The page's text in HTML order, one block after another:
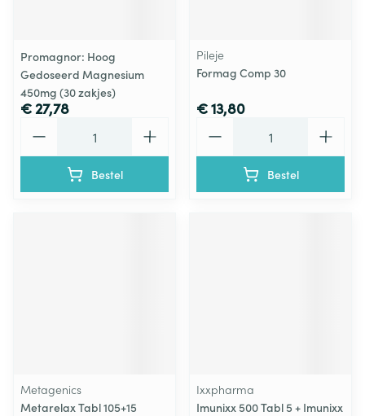
Promagnor: Hoog
Gedoseerd Magnesium
450mg (30 zakjes)
€ 27,78
Bestel
Pileje
Formag Comp 30
€ 13,80
Bestel
Metagenics
Metarelax Tabl 105+15
Ixxpharma
Imunixx 500 Tabl 5 + Imunixx